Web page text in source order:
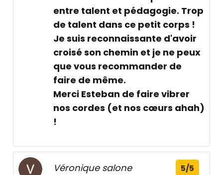
entre talent et pédagogie. Trop
de talent dans ce petit corps !
Je suis reconnaissante d'avoir
croisé son chemin et je ne peux
que vous recommander de
faire de même.
Merci Esteban de faire vibrer
nos cordes (et nos cœurs ahah)
!
Véronique salone 5/5